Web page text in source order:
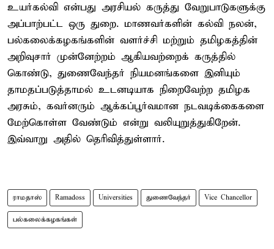
உயர்கல்வி என்பது அரசியல் கருத்து வேறுபாடுகளுக்கு
அப்பாற்பட்ட ஒரு துறை. மாணவர்களின் கல்வி நலன்,
பல்கலைக்கழகங்களின் வளர்ச்சி மற்றும் தமிழகத்தின்
அறிவுசார் முன்னேற்றம் ஆகியவற்றைக் கருத்தில்
கொண்டு, துணைவேந்தர் நியமனங்களை இனியும்
தாமதப்படுத்தாமல் உடனடியாக நிறைவேற்ற தமிழக
அரசும், கவர்னரும் ஆக்கப்பூர்வமான நடவடிக்கைகளை
மேற்கொள்ள வேண்டும் என்று வலியுறுத்துகிறேன்.
இவ்வாறு அதில் தெரிவித்துள்ளார்.
ராமதாஸ் Ramadoss Universities துணைவேந்தர் Vice Chancellor
பல்கலைக்கழகங்கள்